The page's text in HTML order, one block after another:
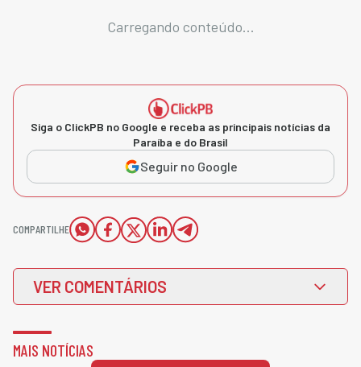
Carregando conteúdo...
Siga o ClickPB no Google e receba as principais notícias da
Paraíba e do Brasil
Seguir no Google
COMPARTILHE
VER COMENTÁRIOS
MAIS NOTÍCIAS